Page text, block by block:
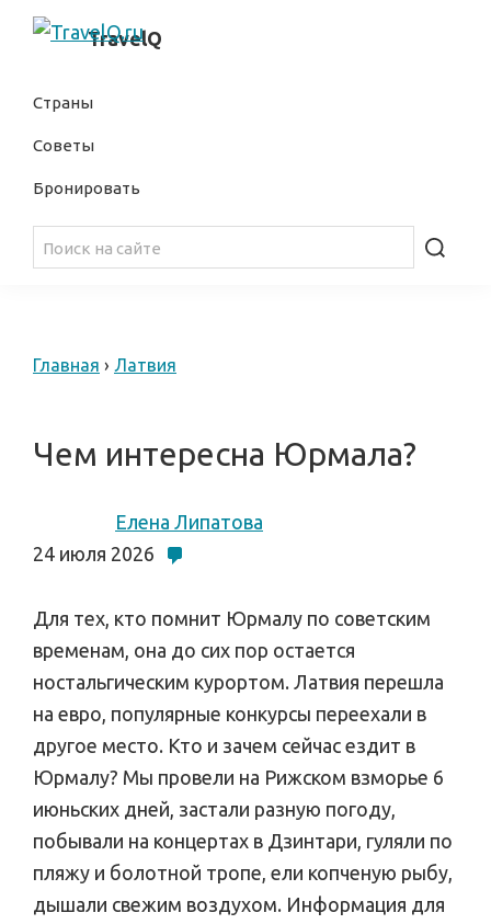
Skip
navigation
Skip
content
TravelQ
самостоятельные
Страны
Советы
Бронировать
Главная › Латвия
Чем интересна Юрмала?
Елена Липатова
24 июля 2026
Для тех, кто помнит Юрмалу по советским
временам, она до сих пор остается
ностальгическим курортом. Латвия перешла
на евро, популярные конкурсы переехали в
другое место. Кто и зачем сейчас ездит в
Юрмалу? Мы провели на Рижском взморье 6
июньских дней, застали разную погоду,
побывали на концертах в Дзинтари, гуляли по
пляжу и болотной тропе, ели копченую рыбу,
дышали свежим воздухом. Информация для